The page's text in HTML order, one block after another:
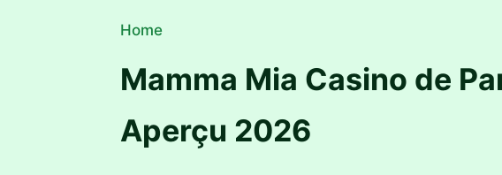
Home
Mamma Mia Casino de
Aperçu 2026